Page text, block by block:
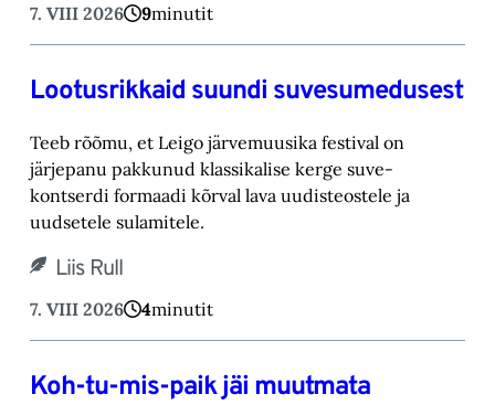
7. VIII 2026 9minutit
Lootusrikkaid suundi suvesumedusest
Teeb rõõmu, et Leigo järvemuusika festival on
järjepanu pakkunud klassikalise kerge suve-‎
kontserdi formaadi kõrval lava uudisteostele ja
uudsetele sulamitele.‎
Liis Rull
7. VIII 2026 4minutit
Koh-tu-mis-paik jäi muutmata